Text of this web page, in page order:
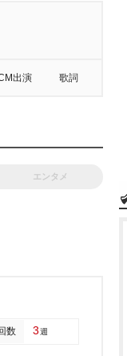
出演 歌詞
エンタメ
数 3週